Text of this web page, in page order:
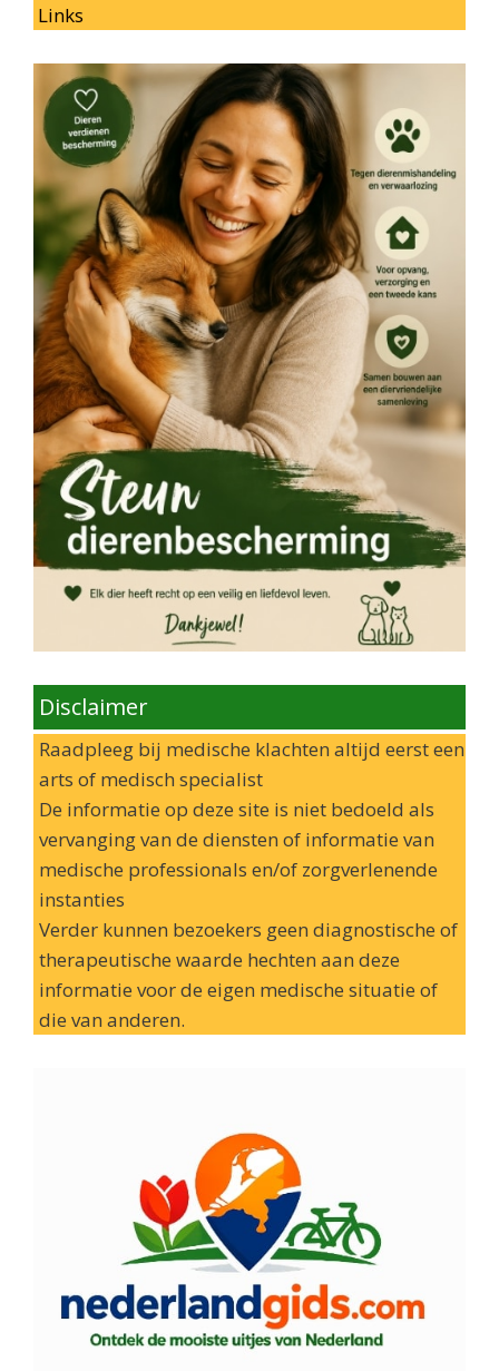
Links
Disclaimer
Raadpleeg bij medische klachten altijd eerst een
arts of medisch specialist
De informatie op deze site is niet bedoeld als
vervanging van de diensten of informatie van
medische professionals en/of zorgverlenende
instanties
Verder kunnen bezoekers geen diagnostische of
therapeutische waarde hechten aan deze
informatie voor de eigen medische situatie of
die van anderen.